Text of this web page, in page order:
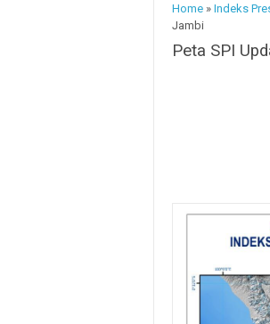
Home » Indeks
Jambi
Peta SPI